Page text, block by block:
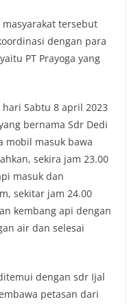
tersebut
dengan para
PT Prayoga yang
Sabtu 8 april 2023
bernama Sdr Dedi
mobil masuk bawa
sekira jam 23.00
masuk dan
sekitar jam 24.00
kembang api dengan
air dan selesai
dengan sdr Ijal
petasan dari